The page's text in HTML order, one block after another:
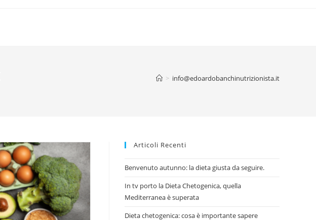
> info@edoardobanchinutrizionista.it
Articoli Recenti
Benvenuto autunno: la dieta giusta da seguire.
In tv porto la Dieta Chetogenica, quella
Mediterranea è superata
Dieta chetogenica: cosa è importante sapere